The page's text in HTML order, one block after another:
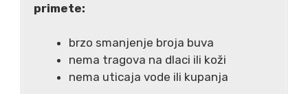
primete:
brzo smanjenje broja buva
nema tragova na dlaci ili koži
nema uticaja vode ili kupanja